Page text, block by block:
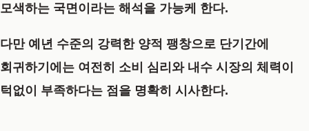
모색하는 국면이라는 해석을 가능케 한다.
다만 예년 수준의 강력한 양적 팽창으로 단기간에
회귀하기에는 여전히 소비 심리와 내수 시장의 체력이
턱없이 부족하다는 점을 명확히 시사한다.